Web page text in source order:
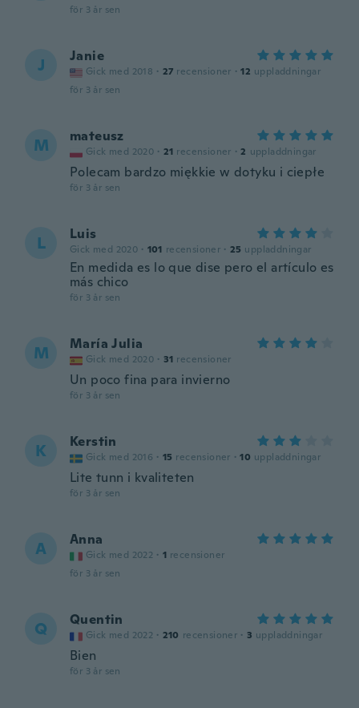
för 3 år sen
J Janie
Gick med 2018 · 27 recensioner · 12 uppladdningar
för 3 år sen
M mateusz
Gick med 2020 · 21 recensioner · 2 uppladdningar
Polecam bardzo miękkie w dotyku i ciepłe
för 3 år sen
L Luis
Gick med 2020 · 101 recensioner · 25 uppladdningar
En medida es lo que dise pero el artículo es
más chico
för 3 år sen
M María Julia
Gick med 2020 · 31 recensioner
Un poco fina para invierno
för 3 år sen
K Kerstin
Gick med 2016 · 15 recensioner · 10 uppladdningar
Lite tunn i kvaliteten
för 3 år sen
A Anna
Gick med 2022 · 1 recensioner
för 3 år sen
Q Quentin
Gick med 2022 · 210 recensioner · 3 uppladdningar
Bien
för 3 år sen